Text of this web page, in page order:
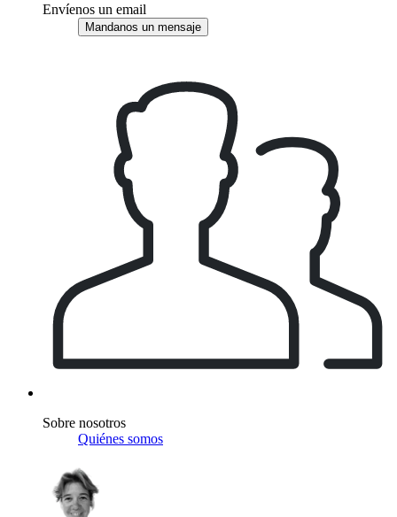
Envíenos un email
Mandanos un mensaje
Sobre nosotros
Quiénes somos